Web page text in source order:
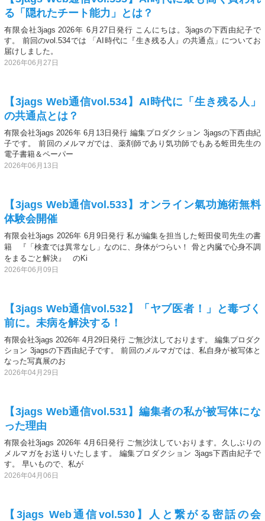
る「隠れたチート能力」とは？
有限会社3jags 2026年 6月27日発行 こんにちは。3jagsの下西由紀子で
す。 前回のvol.534では 「AI時代に『生き残る人』の共通点」についてお
届けしました。
2026年06月27日
【3jags Web通信vol.534】AI時代に「生き残る人」
の共通点とは？
有限会社3jags 2026年 6月13日発行 編集プロダクション 3jagsの下西由紀
子です。 前回のメルマガでは、薬剤師であり気功師でもある蛭田先生の
電子書籍＆ペーパー
2026年06月13日
【3jags Web通信vol.533】オンライン氣功施術無料
体験会開催
有限会社3jags 2026年 6月9日発行 私が編集を担当した蛭田俊司先生の書
籍 『「検査では異常なし」なのに、身体がつらい！ 骨と内臓で心身不調
をまるごと解決』 のKi
2026年06月09日
【3jags Web通信vol.532】「ヤブ医者！」と毒づく
前に。未病を解決する！
有限会社3jags 2026年 4月29日発行 ご無沙汰しております。 編集プロダク
ション 3jagsの下西由紀子です。 前回のメルマガでは、私自身が被写体と
なった写真展のお
2026年04月29日
【3jags Web通信vol.531】編集者の私が被写体にな
った理由
有限会社3jags 2026年 4月6日発行 ご無沙汰していおります。久しぶりの
メルマガをお送りいたします。 編集プロダクション 3jags下西由紀子で
す。 早いもので、私が
2026年04月06日
【3jags Web通信vol.530】人と繋がる密話の会